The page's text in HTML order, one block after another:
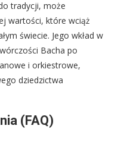
tradycji, może
wartości, które wciąż
świecie. Jego wkład w
Bacha po
i orkiestrowe,
dziedzictwa
(FAQ)